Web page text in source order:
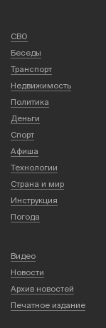
СВО
Беседы
Транспорт
Недвижимость
Политика
Деньги
Спорт
Афиша
Технологии
Страна и мир
Инструкция
Погода
Видео
Новости
Архив новостей
Печатное издание